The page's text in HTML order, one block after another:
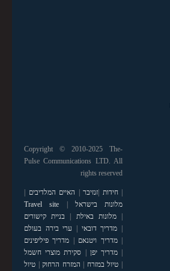
Copyright © 2010-2025 The-
Pulse Communications LTD. All
rights reserved
|חידות זנזיבר האיים המלדיבים
מלונות בישראל
Travel site
|מלונות באילת
בניית קישורים
מדריך דובאי
ערי בירה בעולם
|מדריך ויטנאם
מדריך פיליפינים
|מדריך יפן
סקירת מוצרי חשמל
טיול במזרח המזרח הרחוק| טיול